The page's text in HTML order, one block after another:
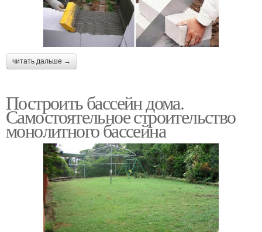
читать дальше →
Построить бассейн дома.
Самостоятельное строительство
монолитного бассейна